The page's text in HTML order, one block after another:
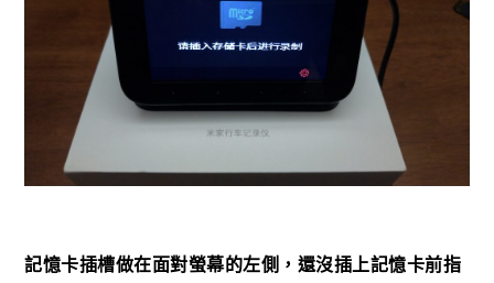
記憶卡插槽做在面對螢幕的左側，還沒插上記憶卡前指